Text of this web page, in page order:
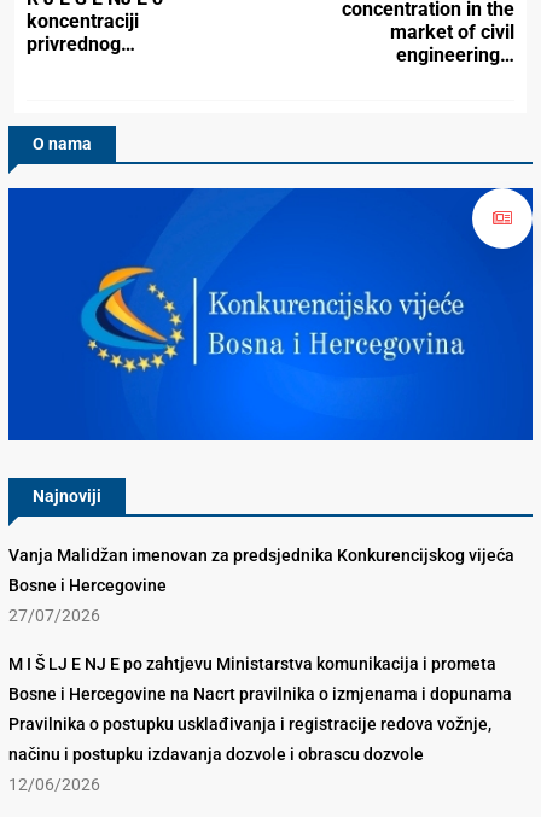
koncentraciji
privrednog…
concentration in the
market of civil
engineering…
O nama
Najnoviji
Vanja Malidžan imenovan za predsjednika Konkurencijskog vijeća
Bosne i Hercegovine
27/07/2026
M I Š LJ E NJ E po zahtjevu Ministarstva komunikacija i prometa
Bosne i Hercegovine na Nacrt pravilnika o izmjenama i dopunama
Pravilnika o postupku usklađivanja i registracije redova vožnje,
načinu i postupku izdavanja dozvole i obrascu dozvole
12/06/2026